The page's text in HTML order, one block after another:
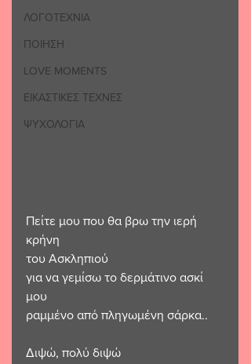
ΛΟΓΟΤΕΧΝΙΑ
ΠΟΙΗΣΗ
LOVE MOMENTS
ΕΙΚΑΣΤΙΚΕΣ ΤΕΧΝΕΣ
ΨΥΧΟΛΟΓΙΑ
Πείτε μου που θα βρω την ιερή
κρήνη
του Ασκληπιού
για να γεμίσω το δερμάτινο ασκί
μου
ραμμένο από πληγωμένη σάρκα..
Διψώ, πολύ διψώ